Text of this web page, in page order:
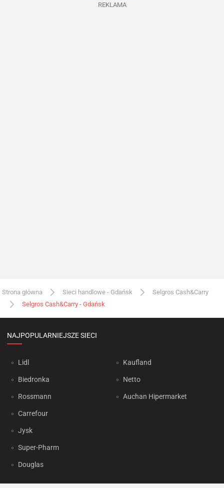
REKLAMA
Strona główna Sieci handlowe - Gdańsk
Selgros Cash&Carry
Selgros Cash&Carry - Gdańsk
NAJPOPULARNIEJSZE SIECI
Lidl
Biedronka
Rossmann
Carrefour
Jysk
Super-Pharm
Douglas
Kaufland
Netto
Auchan Hipermarket